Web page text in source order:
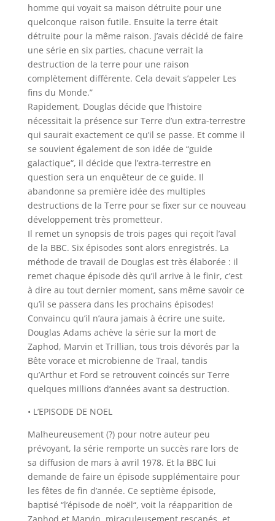
homme qui voyait sa maison détruite pour une
quelconque raison futile. Ensuite la terre était
détruite pour la même raison. J’avais décidé de faire
une série en six parties, chacune verrait la
destruction de la terre pour une raison
complètement différente. Cela devait s’appeler Les
fins du Monde.”
Rapidement, Douglas décide que l’histoire
nécessitait la présence sur Terre d’un extra-terrestre
qui saurait exactement ce qu’il se passe. Et comme il
se souvient également de son idée de “guide
galactique“, il décide que l’extra-terrestre en
question sera un enquêteur de ce guide. Il
abandonne sa première idée des multiples
destructions de la Terre pour se fixer sur ce nouveau
développement très prometteur.
Il remet un synopsis de trois pages qui reçoit l’aval
de la BBC. Six épisodes sont alors enregistrés. La
méthode de travail de Douglas est très élaborée : il
remet chaque épisode dès qu’il arrive à le finir, c’est
à dire au tout dernier moment, sans même savoir ce
qu’il se passera dans les prochains épisodes!
Convaincu qu’il n’aura jamais à écrire une suite,
Douglas Adams achève la série sur la mort de
Zaphod, Marvin et Trillian, tous trois dévorés par la
Bête vorace et microbienne de Traal, tandis
qu’Arthur et Ford se retrouvent coincés sur Terre
quelques millions d’années avant sa destruction.
• L’EPISODE DE NOEL
Malheureusement (?) pour notre auteur peu
prévoyant, la série remporte un succès rare lors de
sa diffusion de mars à avril 1978. Et la BBC lui
demande de faire un épisode supplémentaire pour
les fêtes de fin d’année. Ce septième épisode,
baptisé “l’épisode de noël“, voit la réapparition de